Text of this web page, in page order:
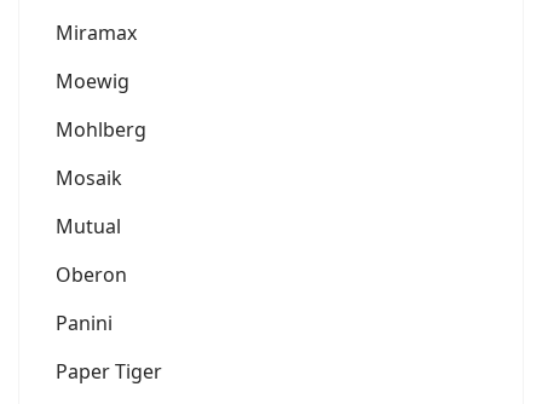
Miramax
Moewig
Mohlberg
Mosaik
Mutual
Oberon
Panini
Paper Tiger